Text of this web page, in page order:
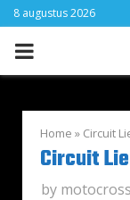
8 augustus 2026
PRIMARY
Home » Circuit
Circuit
by